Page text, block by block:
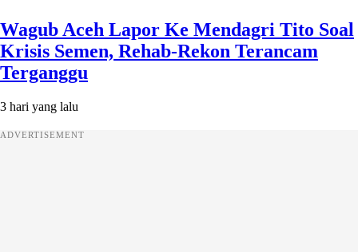
Wagub Aceh Lapor Ke Mendagri Tito Soal
Krisis Semen, Rehab-Rekon Terancam
Terganggu
3 hari yang lalu
ADVERTISEMENT